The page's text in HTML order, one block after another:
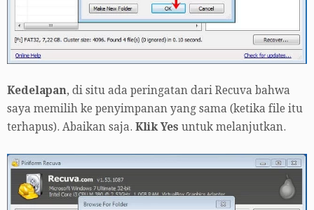
Kedelapan, di situ ada peringatan dari Recuva bahwa
saya memilih ke penyimpanan yang sama (ketika file itu
terhapus). Abaikan saja. Klik Yes untuk melanjutkan.